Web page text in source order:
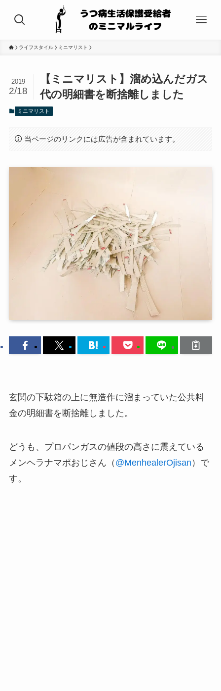
ライフスタイル ミニマリスト
【ミニマリスト】溜め込んだガス
代の明細書を断捨離しました
2019
2/18
ミニマリスト
当ページのリンクには広告が含まれています。
玄関の下駄箱の上に無造作に溜まっていた公共料
金の明細書を断捨離しました。
どうも、プロパンガスの値段の高さに震えている
メンヘラナマポおじさん（ @MenhealerOjisan ）で
す。